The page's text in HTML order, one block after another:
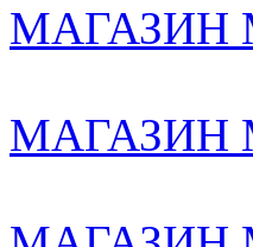
МАГАЗИН
МАГАЗИН